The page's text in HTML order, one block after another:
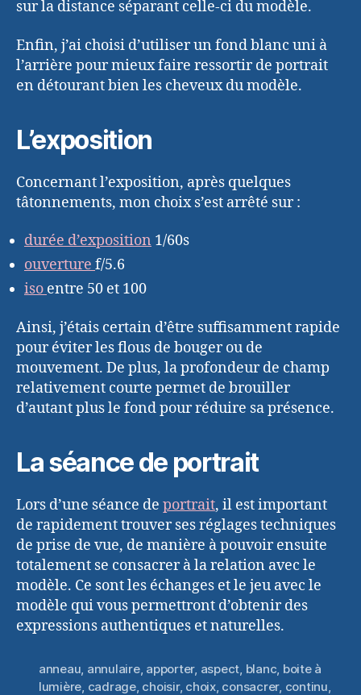
sur la distance séparant celle-ci du modèle.
Enfin, j’ai choisi d’utiliser un fond blanc uni à
l’arrière pour mieux faire ressortir de portrait
en détourant bien les cheveux du modèle.
L’exposition
Concernant l’exposition, après quelques
tâtonnements, mon choix s’est arrêté sur :
durée d’exposition 1/60s
ouverture f/5.6
iso entre 50 et 100
Ainsi, j’étais certain d’être suffisamment rapide
pour éviter les flous de bouger ou de
mouvement. De plus, la profondeur de champ
relativement courte permet de brouiller
d’autant plus le fond pour réduire sa présence.
La séance de portrait
Lors d’une séance de portrait, il est important
de rapidement trouver ses réglages techniques
de prise de vue, de manière à pouvoir ensuite
totalement se consacrer à la relation avec le
modèle. Ce sont les échanges et le jeu avec le
modèle qui vous permettront d’obtenir des
expressions authentiques et naturelles.
anneau annulaire, apporter, aspect blanc boite à
lumière cadrage, choisir, choix, consacrer, continu